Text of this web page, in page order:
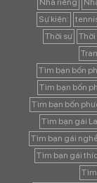
Sự kiện:
Thời sự
Tìm bạn bốn
Tìm bạn bốn
Tìm bạn bốn
Tìm bạn gái
Tìm bạn gái
Tìm bạn gái